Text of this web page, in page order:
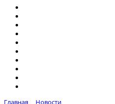
Главная
Новости